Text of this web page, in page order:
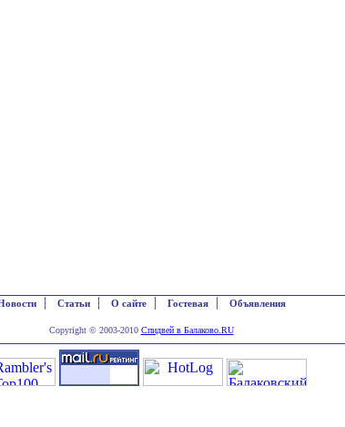
| Статьи| О сайте| Гостевая| Объявления
Copyright © 2003-2010 Спидвей в Балаково.RU